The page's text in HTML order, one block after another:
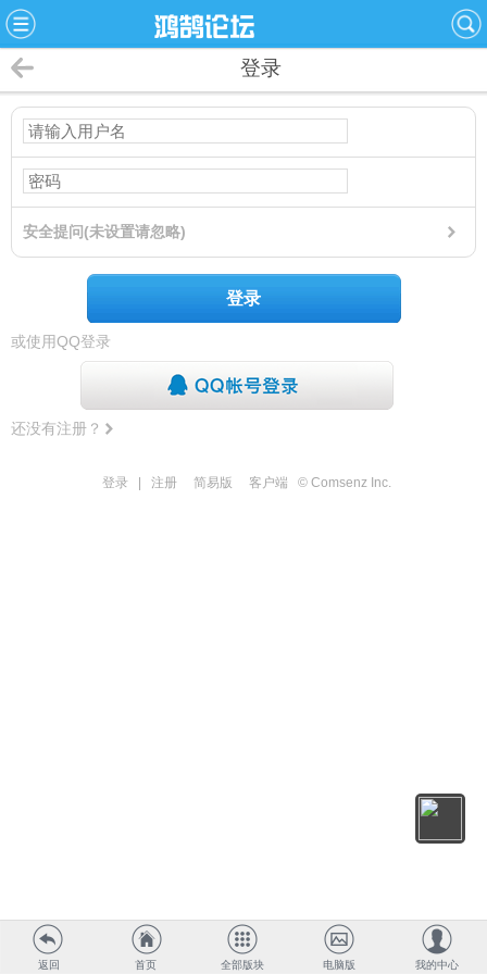
登录
安全提问(未设置请忽略)
登录
或使用QQ登录
还没有注册？
登录 注册 简易版 客户端 © Comsenz Inc.
返回 首页 全部版块 电脑版 我的中心